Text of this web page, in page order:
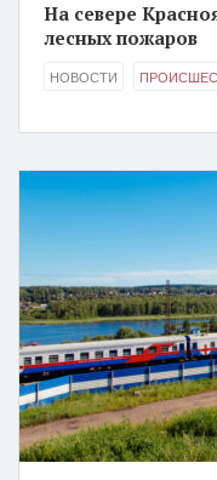
На севере
лесных пожаров
НОВОСТИ